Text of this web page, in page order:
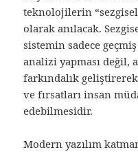
teknolojilerin
olarak anılacak.
sistemin sadece
analizi yapması değil,
farkındalık
ve fırsatları insan
edebilmesidir.
Modern yazılım